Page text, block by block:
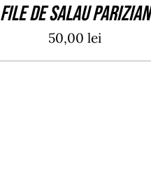
File de salau parizian
50,00lei